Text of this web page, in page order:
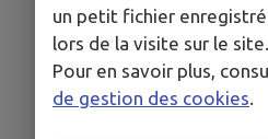
un petit fichier
lors de la visite sur le site.
Pour en savoir plus,
de gestion des cookies.